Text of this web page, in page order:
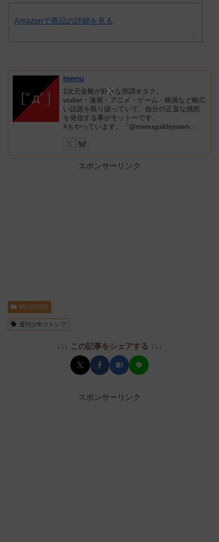
Amazonで商品の詳細を見る
menu
2次元全般が好きな所謂オタク。
vtuber・漫画・アニメ・ゲーム・映画など幅広
い話題を取り扱っていて、自分の正直な感想
を発信する事がモットーです。
Xもやっています。「@menuguildsystem」
スポンサーリンク
鵺の陰陽師
週刊少年ジャンプ
↓↓↓ この記事をシェアする ↓↓↓
スポンサーリンク